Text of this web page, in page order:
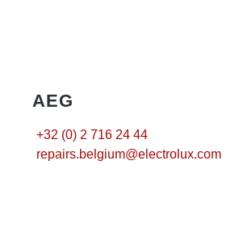
AEG
+32 (0) 2 716 24 44
repairs.belgium@electrolux.com